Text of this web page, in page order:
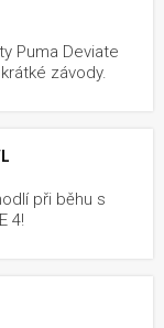
Puma Deviate
závody.
při běhu s
4!